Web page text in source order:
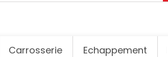
Carrosserie Echappement